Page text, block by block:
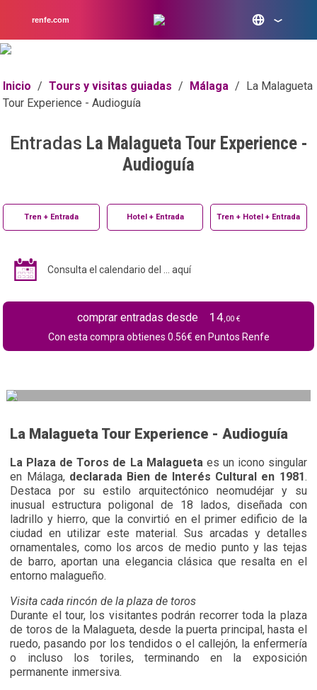
renfe.com
Inicio / Tours y visitas guiadas / Málaga / La Malagueta
Tour Experience - Audioguía
Entradas La Malagueta Tour Experience -
Audioguía
Tren + Entrada Hotel + Entrada Tren + Hotel + Entrada
Consulta el calendario del ... aquí
comprar entradas desde 14,00 €
Con esta compra obtienes 0.56€ en Puntos Renfe
La Malagueta Tour Experience - Audioguía
La Plaza de Toros de La Malaguetaes un icono singular
en Málaga, declarada Bien de Interés Cultural en 1981.
Destaca por su estilo arquitectónico neomudéjar y su
inusual estructura poligonal de 18 lados, diseñada con
ladrillo y hierro, que la convirtió en el primer edificio de la
ciudad en utilizar este material. Sus arcadas y detalles
ornamentales, como los arcos de medio punto y las tejas
de barro, aportan una elegancia clásica que resalta en el
entorno malagueño.
Visita cada rincón de la plaza de toros
Durante el tour, los visitantes podrán recorrer toda la plaza
de toros de la Malagueta, desde la puerta principal, hasta el
ruedo, pasando por los tendidos o el callejón, la enfermería
o incluso los toriles, terminando en la exposición
permanente inmersiva.